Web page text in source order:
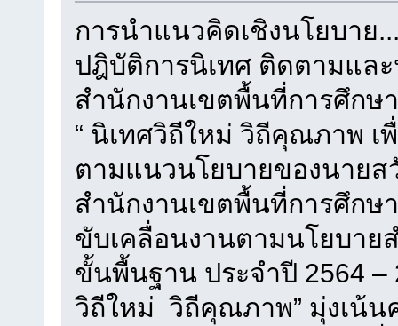
การนำแนวคิดเชิงนโยบาย
ปฎิบัติการนิเทศ ติดตามแล
สำนักงานเขตพื้นที่การศึกษ
“ นิเทศวิถีใหม่ วิถีคุณภาพ เ
ตามแนวนโยบายของนาย
สำนักงานเขตพื้นที่การศึกษ
ขับเคลื่อนงานตามนโยบาย
ขั้นพื้นฐาน ประจำปี 2564
วิถีใหม่ วิถีคุณภาพ” มุ่งเน้